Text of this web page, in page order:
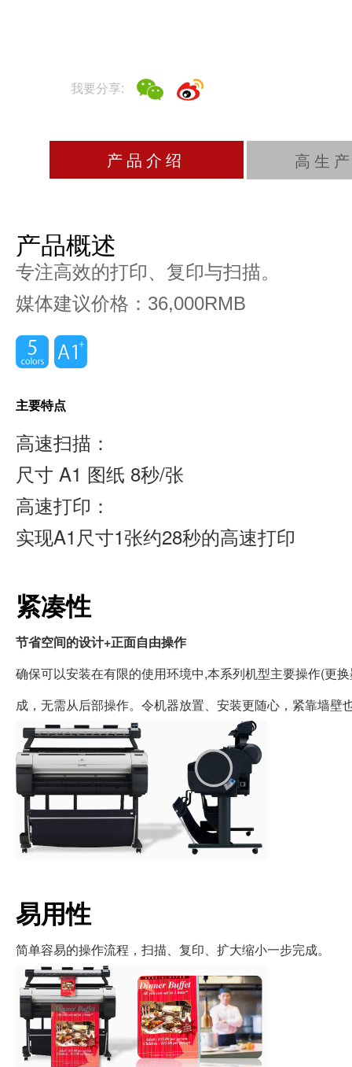
我要分享:
产品介绍 高生
产品概述
专注高效的打印、复印与扫描。
媒体建议价格：36,000RMB
主要特点
高速扫描：
尺寸 A1 图纸 8秒/张
高速打印：
实现A1尺寸1张约28秒的高速打印
紧凑性
节省空间的设计+正面自由操作
确保可以安装在有限的使用环境中,本系列机型主要操作(更
成，无需从后部操作。令机器放置、安装更随心，紧靠墙
易用性
简单容易的操作流程，扫描、复印、扩大缩小一步完成。